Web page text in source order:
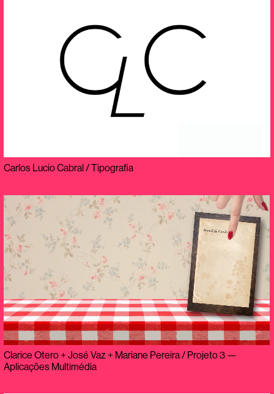
Carlos Lucio Cabral / Tipografia
Clarice Otero + José Vaz + Mariane Pereira / Projeto 3 —
Aplicações Multimédia